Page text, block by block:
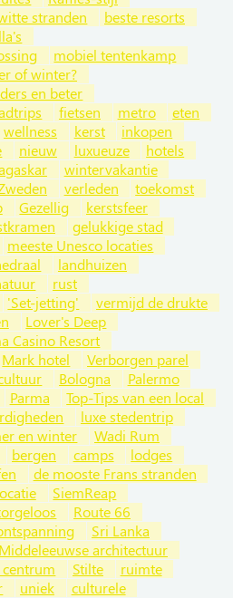
stranden
beste resorts
mobiel tentenkamp
of winter?
en beter
fietsen metro
eten
wellness kerst
inkopen
nieuw luxueuze
hotels
wintervakantie
verleden
toekomst
Gezellig
kerstsfeer
gelukkige stad
meeste Unesco locaties
landhuizen
rust
'Set-jetting'
vermijd de drukte
Lover's Deep
Casino Resort
Mark hotel
Verborgen parel
Bologna
Palermo
Parma
Top-Tips van een local
luxe stedentrip
en winter
Wadi Rum
bergen camps
lodges
de mooste Frans stranden
SiemReap
Route 66
Sri Lanka
Middeleeuwse architectuur
Stilte
ruimte
uniek
culturele